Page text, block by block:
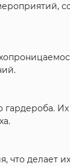
что делает